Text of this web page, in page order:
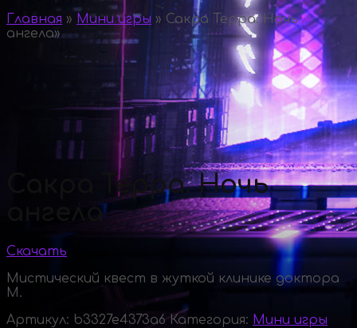
Главная » Мини игры » Сакра Терра. Ночь
ангела»
Сакра Терра. Ночь
ангела
Скачать
Мистический квест в жуткой клинике доктора
М.
Артикул: b3327e4373a6 Категория: Мини игры